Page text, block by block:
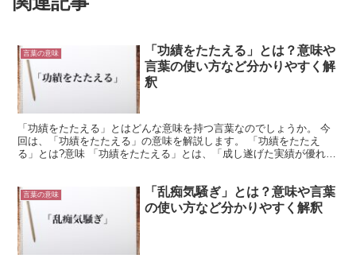
言葉の意味
「功績をたたえる」とは？意味や
言葉の使い方など分かりやすく解
釈
「功績をたたえる」とはどんな意味を持つ言葉なのでしょうか。 今
回は、「功績をたたえる」の意味を解説します。 「功績をたたえ
る」とは?意味 「功績をたたえる」とは、「成し遂げた実績が優れた
言葉の意味
「乱痴気騒ぎ」とは？意味や言葉
の使い方など分かりやすく解釈